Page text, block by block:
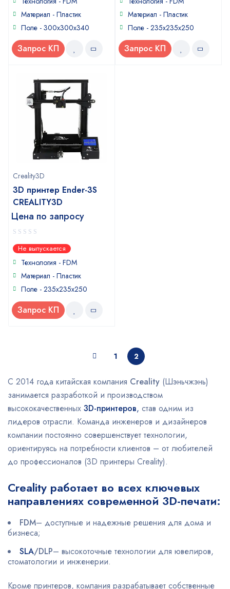
Материал - Пластик
Поле - 300х300х340
Запрос КП
Материал - Пластик
Поле - 235х235х250
Запрос КП
Creality3D
3D принтер Ender-3S
CREALITY3D
Цена по запросу
0
out
of
Не выпускается
Технология - FDM
Материал - Пластик
Поле - 235x235x250
Запрос КП
1 2
С 2014 года китайская компания Creality (Шэньчжэнь)
занимается разработкой и производством
высококачественных 3D-принтеров, став одним из
лидеров отрасли. Команда инженеров и дизайнеров
компании постоянно совершенствует технологии,
ориентируясь на потребности клиентов – от любителей
до профессионалов (3D принтеры Creality).
Creality работает во всех ключевых
направлениях современной 3D-печати:
FDM– доступные и надежные решения для дома и
бизнеса;
SLA/DLP– высокоточные технологии для ювелиров,
стоматологии и инженерии.
Кроме принтеров, компания разрабатывает собственные